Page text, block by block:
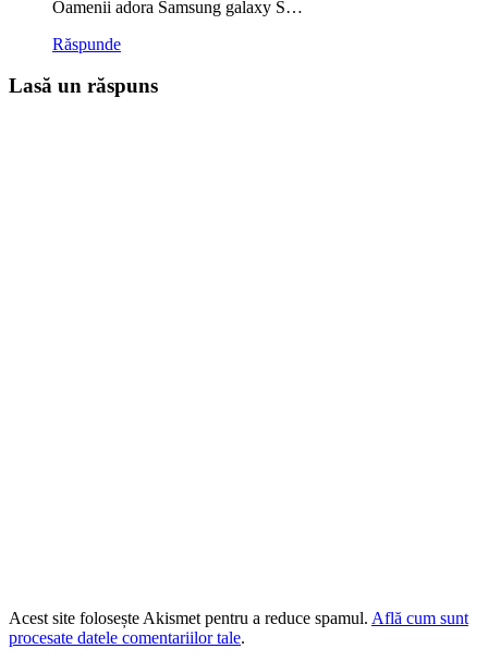
Oamenii adora Samsung galaxy S…
Răspunde
Lasă un răspuns
Acest site folosește Akismet pentru a reduce spamul. Află cum sunt
procesate datele comentariilor tale.